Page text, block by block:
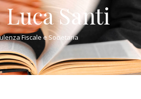
Santi
Fiscale e Societaria